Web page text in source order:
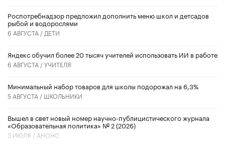
Роспотребнадзор предложил дополнить меню школ и детсадов
рыбой и водорослями
6 АВГУСТА / ДЕТИ
​Яндекс обучил более 20 тысяч учителей использовать ИИ в работе
6 АВГУСТА /УЧИТЕЛЯ
Минимальный набор товаров для школы подорожал на 6,3%
5 АВГУСТА / ШКОЛЬНИКИ
Вышел в свет новый номер научно-публицистического журнала
«Образовательная политика» № 2 (2026)
3 ИЮЛЯ / АНОНС